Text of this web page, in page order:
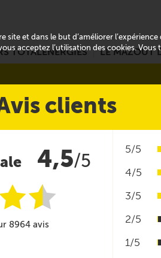
TOTALENERGIES LE MAZOUT
clients
4,5/5
i
@
8964 avis
5/5
4/5
3/5
2/5
1/5
et dans le but d’améliorer
acceptez l’utilisation des cookies.